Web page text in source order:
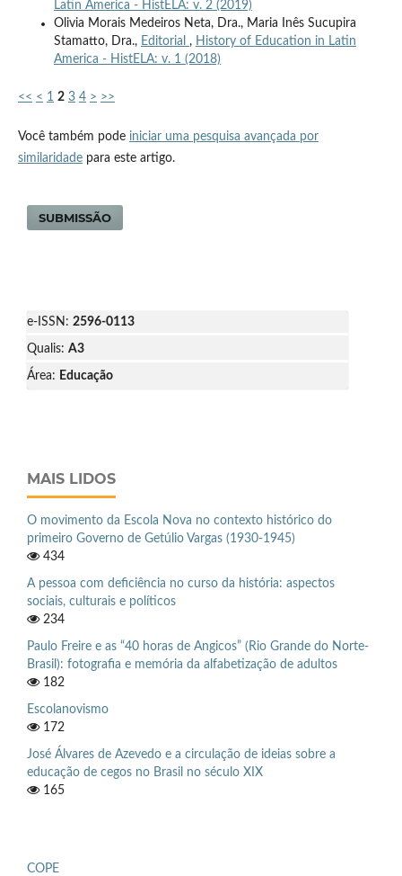
Latin America - HistELA: v. 2 (2019)
Olivia Morais Medeiros Neta, Dra., Maria Inês Sucupira
Stamatto, Dra., Editorial , History of Education in Latin
America - HistELA: v. 1 (2018)
<< < 1 2 3 4 > >>
Você também pode iniciar uma pesquisa avançada por
similaridadepara este artigo.
SUBMISSÃO
e-ISSN: 2596-0113
Qualis: A3
Área: Educação
MAIS LIDOS
O movimento da Escola Nova no contexto histórico do
primeiro Governo de Getúlio Vargas (1930-1945)
434
A pessoa com deficiência no curso da história: aspectos
sociais, culturais e políticos
234
Paulo Freire e as “40 horas de Angicos” (Rio Grande do Norte-
Brasil): fotografia e memória da alfabetização de adultos
182
Escolanovismo
172
José Álvares de Azevedo e a circulação de ideias sobre a
educação de cegos no Brasil no século XIX
165
COPE